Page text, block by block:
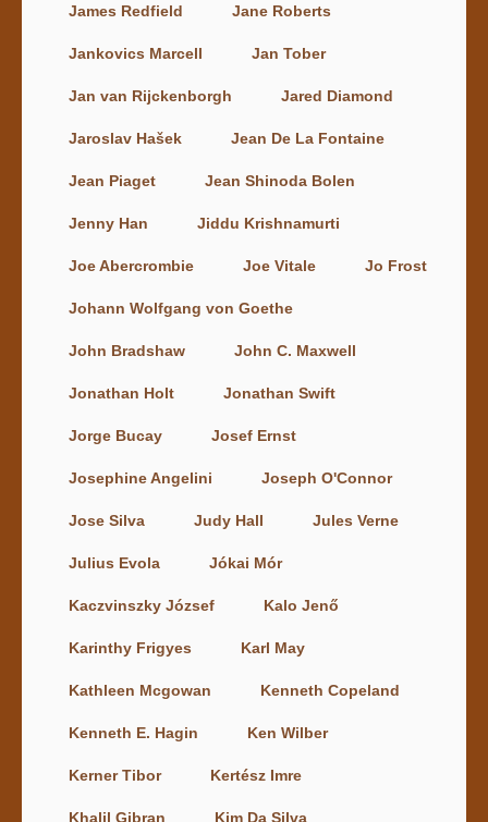
James Redfield Jane Roberts
Jankovics Marcell Jan Tober
Jan van Rijckenborgh Jared Diamond
Jaroslav Hašek Jean De La Fontaine
Jean Piaget Jean Shinoda Bolen
Jenny Han Jiddu Krishnamurti
Joe Abercrombie Joe Vitale Jo Frost
Johann Wolfgang von Goethe
John Bradshaw John C. Maxwell
Jonathan Holt Jonathan Swift
Jorge Bucay Josef Ernst
Josephine Angelini Joseph O'Connor
Jose Silva Judy Hall Jules Verne
Julius Evola Jókai Mór
Kaczvinszky József Kalo Jenő
Karinthy Frigyes Karl May
Kathleen Mcgowan Kenneth Copeland
Kenneth E. Hagin Ken Wilber
Kerner Tibor Kertész Imre
Khalil Gibran Kim Da Silva